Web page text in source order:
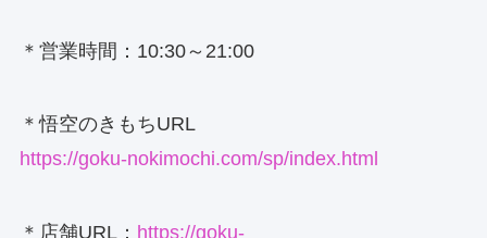
＊営業時間：10:30～21:00
＊悟空のきもちURL
https://goku-nokimochi.com/sp/index.html
＊店舗URL： https://goku-